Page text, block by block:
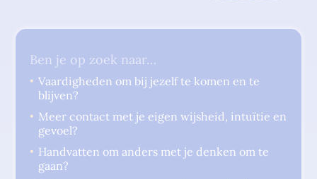
Ben je op zoek naar…
Vaardigheden om bij jezelf te komen en te
blijven?
Meer contact met je eigen wijsheid, intuïtie en
gevoel?
Handvatten om anders met je denken om te
gaan?